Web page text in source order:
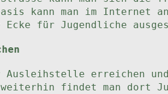
kann man im
Ecke für Jugendliche
Ausleihstelle erreichen
findet man dort